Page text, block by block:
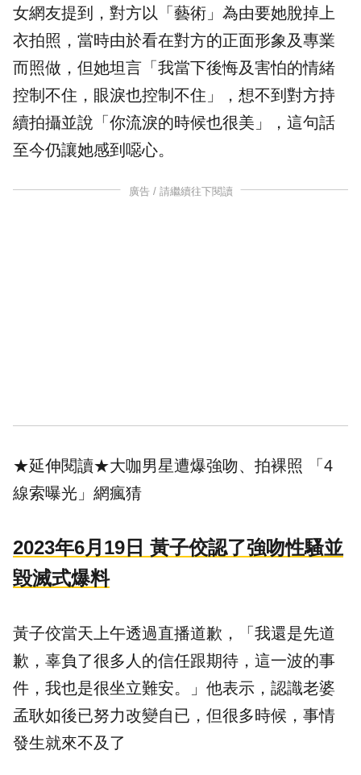
女網友提到，對方以「藝術」為由要她脫掉上
衣拍照，當時由於看在對方的正面形象及專業
而照做，但她坦言「我當下後悔及害怕的情緒
控制不住，眼淚也控制不住」，想不到對方持
續拍攝並說「你流淚的時候也很美」，這句話
至今仍讓她感到噁心。
廣告 / 請繼續往下閱讀
★延伸閱讀★大咖男星遭爆強吻、拍裸照 「4
線索曝光」網瘋猜
2023年6月19日 黃子佼認了強吻性騷並
毀滅式爆料
黃子佼當天上午透過直播道歉，「我還是先道
歉，辜負了很多人的信任跟期待，這一波的事
件，我也是很坐立難安。」他表示，認識老婆
孟耿如後已努力改變自已，但很多時候，事情
發生就來不及了